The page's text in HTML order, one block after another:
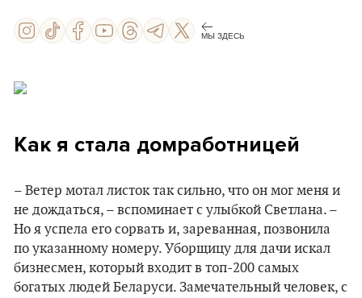
МЫ ЗДЕСЬ
Как я стала домработницей
– Ветер мотал листок так сильно, что он мог меня и
не дождаться, – вспоминает с улыбкой Светлана. –
Но я успела его сорвать и, зареванная, позвонила
по указанному номеру. Уборщицу для дачи искал
бизнесмен, который входит в топ-200 самых
богатых людей Беларуси. Замечательный человек, с